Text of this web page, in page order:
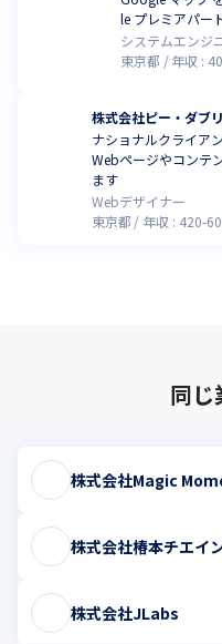
le プレミアパー
システムエンジ
東京都
年収 :
株式会社ピー・ダブ
ナショナルクライア
Webページやコンテ
ます
Webデザイナー
東京都
年収 : 420-
同じ
株式会社Magic
株式会社椿本チエイ
株式会社JLabs